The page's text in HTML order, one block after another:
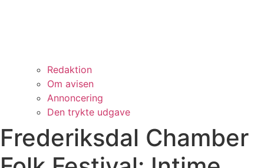
Redaktion
Om avisen
Annoncering
Den trykte udgave
Frederiksdal Chamber